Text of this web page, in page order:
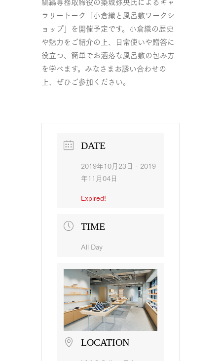
ラリートーク「小倉織と風呂敷ワークシ
ョップ」を開催予定です。小倉織の歴史
や魅力をご紹介の上、日常使いや贈答に
役立つ、簡単でお洒落な風呂敷の包み方
を学べます。みなさまお誘い合わせの
上、ぜひご参加ください。
DATE
2019年10月23日 - 2019
年11月04日
Expired!
TIME
All Day
LOCATION